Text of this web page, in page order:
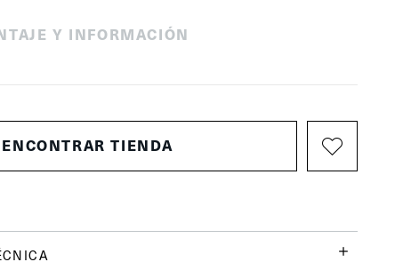
Y INFORMACIÓN
ENCONTRAR TIENDA